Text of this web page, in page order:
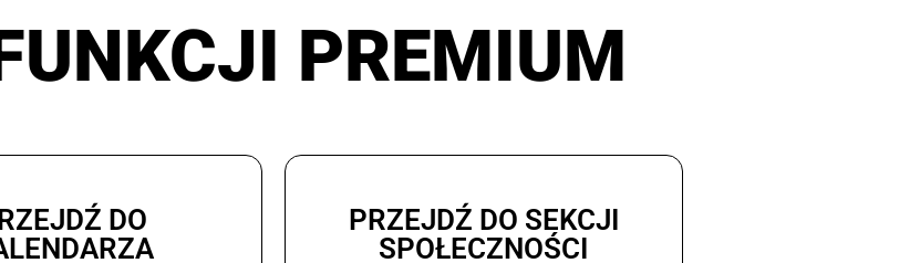
PREMIUM
DO
PRZEJDŹ DO SEKCJI
SPOŁECZNOŚCI